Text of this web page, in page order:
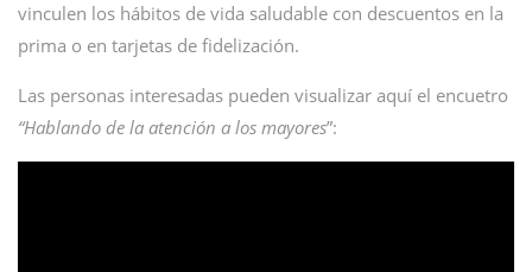
vinculen los hábitos de vida saludable con descuentos en la
prima o en tarjetas de fidelización.
Las personas interesadas pueden visualizar aquí el encuetro
“Hablando de la atención a los mayores”: